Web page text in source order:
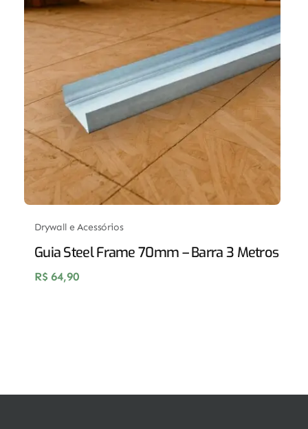
Drywall e Acessórios
Guia Steel Frame 70mm – Barra 3 Metros
R$ 64,90